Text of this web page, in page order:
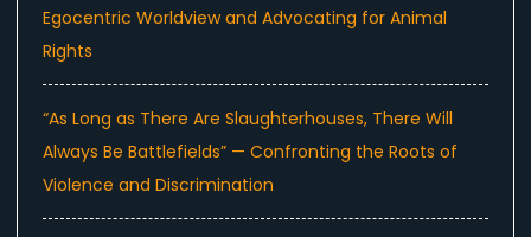
Egocentric Worldview and Advocating for Animal
Rights
“As Long as There Are Slaughterhouses, There Will
Always Be Battlefields” — Confronting the Roots of
Violence and Discrimination